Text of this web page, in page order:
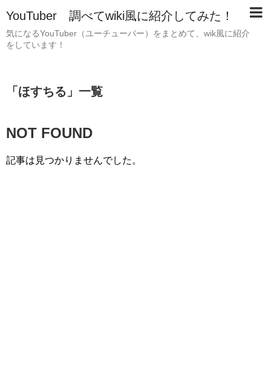
YouTuber 調べてwiki風に紹介してみた！
気になるYouTuber（ユーチューバー）をまとめて、wik風に紹介
をしています！
「 ほすちる 」 一覧
NOT FOUND
記事は見つかりませんでした。